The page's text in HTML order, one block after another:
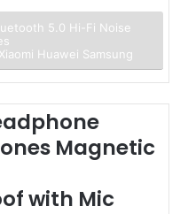
5.0 Hi-Fi Noise
Huawei Samsung
Magnetic
with Mic